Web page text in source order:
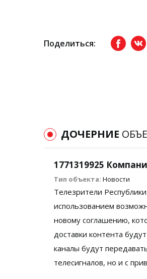
Поделиться: Facebook
ДОЧЕРНИЕ
1771319925
Тип объекта: Новости
Телезрители
использованием
новому соглашению,
доставки контента
каналы будут
телесигналов, но и с